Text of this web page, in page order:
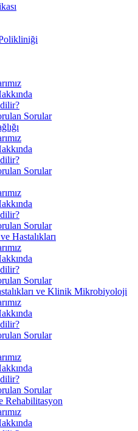
Sorular
Sorular
Sorular
Hastalıkları
Sorular
ve Klinik Mikrobiyoloji
Sorular
Sorular
Rehabilitasyon